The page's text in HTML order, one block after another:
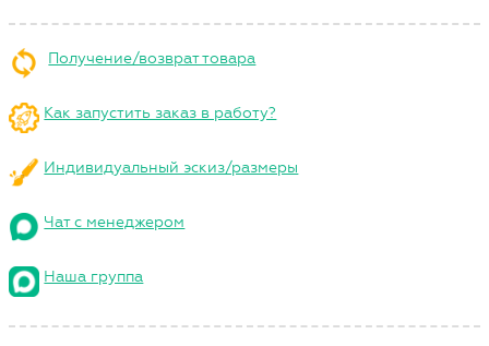
Получение/возврат товара
Как запустить заказ в работу?
Индивидуальный эскиз/размеры
Чат с менеджером
Наша группа